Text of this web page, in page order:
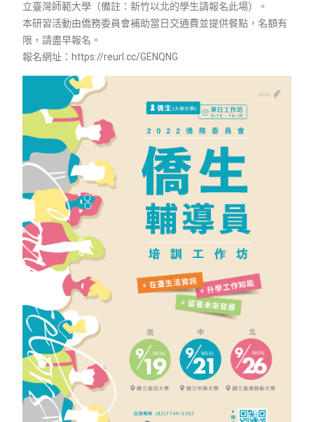
立臺灣師範大學（備註：新竹以北的學生請報名此場）。
本研習活動由僑務委員會補助當日交通費並提供餐點，名額有
限，請盡早報名。
報名網址：https://reurl.cc/GENQNG